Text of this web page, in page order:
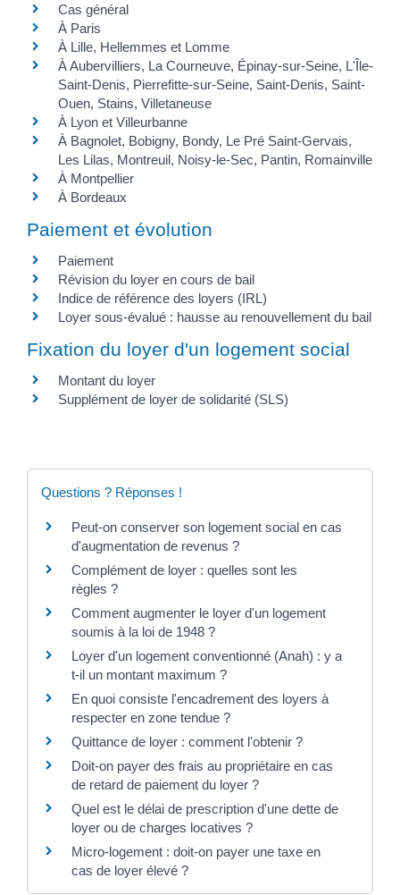
Cas général
À Paris
À Lille, Hellemmes et Lomme
À Aubervilliers, La Courneuve, Épinay-sur-Seine, L'Île-
Saint-Denis, Pierrefitte-sur-Seine, Saint-Denis, Saint-
Ouen, Stains, Villetaneuse
À Lyon et Villeurbanne
À Bagnolet, Bobigny, Bondy, Le Pré Saint-Gervais,
Les Lilas, Montreuil, Noisy-le-Sec, Pantin, Romainville
À Montpellier
À Bordeaux
Paiement et évolution
Paiement
Révision du loyer en cours de bail
Indice de référence des loyers (IRL)
Loyer sous-évalué : hausse au renouvellement du bail
Fixation du loyer d'un logement social
Montant du loyer
Supplément de loyer de solidarité (SLS)
Questions ? Réponses !
Peut-on conserver son logement social en cas
d'augmentation de revenus ?
Complément de loyer : quelles sont les
règles ?
Comment augmenter le loyer d'un logement
soumis à la loi de 1948 ?
Loyer d'un logement conventionné (Anah) : y a
t-il un montant maximum ?
En quoi consiste l'encadrement des loyers à
respecter en zone tendue ?
Quittance de loyer : comment l'obtenir ?
Doit-on payer des frais au propriétaire en cas
de retard de paiement du loyer ?
Quel est le délai de prescription d'une dette de
loyer ou de charges locatives ?
Micro-logement : doit-on payer une taxe en
cas de loyer élevé ?